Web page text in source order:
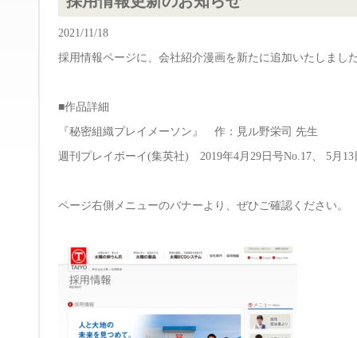
2021/11/18
採用情報ページに、会社紹介漫画を新たに追加いたしまし
■作品詳細
『秘密組織プレイメーソン』 作：見ル野栄司 先生
週刊プレイボーイ(集英社) 2019年4月29日号No.17、 5月
ページ右側メニューのバナーより、ぜひご確認ください。